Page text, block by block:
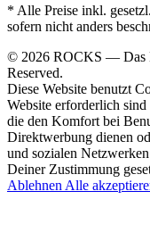
* Alle Preise inkl.
sofern nicht anders
© 2026 ROCKS — Das
Reserved.
Diese Website benutzt
Website erforderlich
die den Komfort bei
Direktwerbung dienen
und sozialen
Deiner Zustimmung
Ablehnen Alle